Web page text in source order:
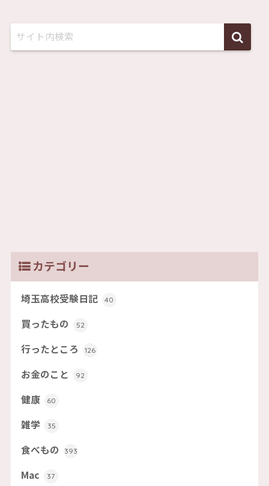
カテゴリー
埼玉高校受験日記 40
買ったもの 52
行ったところ 126
お金のこと 92
健康 60
雑学 35
食べもの 393
Mac 37